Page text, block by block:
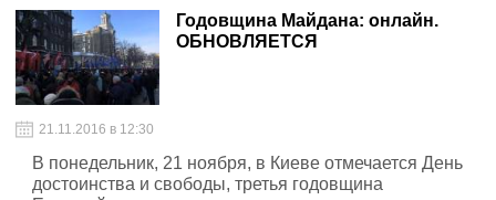
Годовщина Майдана: онлайн.
ОБНОВЛЯЕТСЯ
21.11.2016 в 12:30
В понедельник, 21 ноября, в Киеве отмечается День
достоинства и свободы, третья годовщина